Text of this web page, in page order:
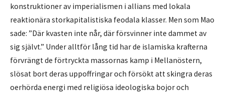
konstruktioner av imperialismen i allians med lokala
reaktionära storkapitalistiska feodala klasser. Men som Mao
sade: ”Där kvasten inte når, där försvinner inte dammet av
sig självt.” Under alltför lång tid har de islamiska krafterna
förvrängt de förtryckta massornas kamp i Mellanöstern,
slösat bort deras uppoffringar och försökt att skingra deras
oerhörda energi med religiösa ideologiska bojor och